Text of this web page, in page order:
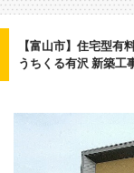
【富山市】住宅型有
うちくる有沢 新築工